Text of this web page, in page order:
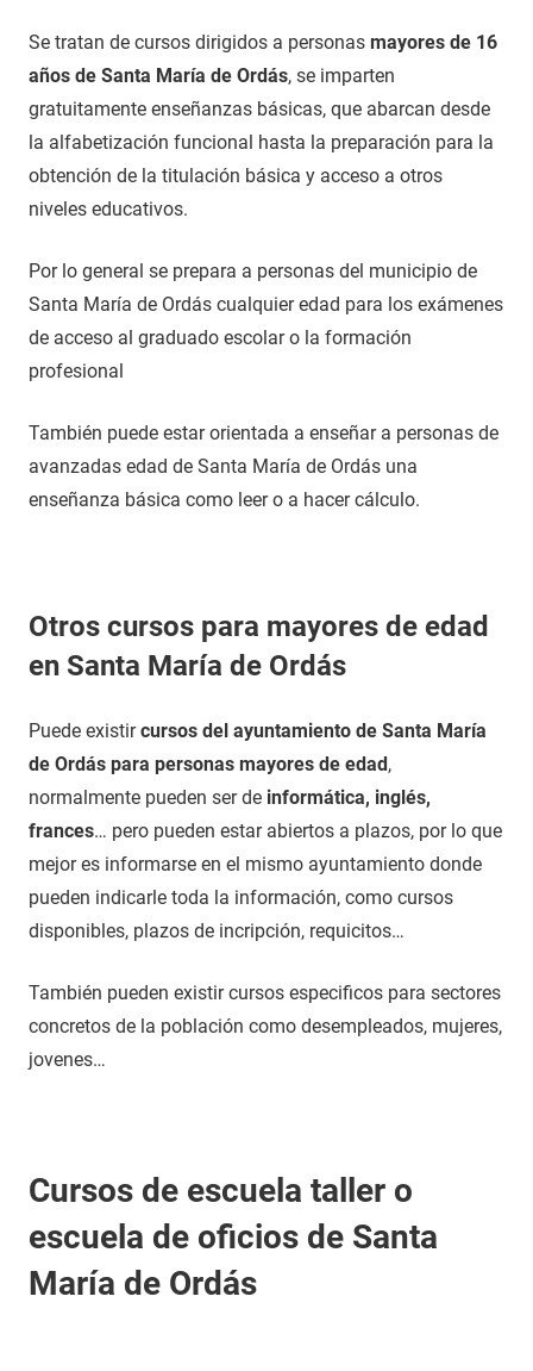
Se tratan de cursos dirigidos a personas mayores de 16
años de Santa María de Ordás, se imparten
gratuitamente enseñanzas básicas, que abarcan desde
la alfabetización funcional hasta la preparación para la
obtención de la titulación básica y acceso a otros
niveles educativos.
Por lo general se prepara a personas del municipio de
Santa María de Ordás cualquier edad para los exámenes
de acceso al graduado escolar o la formación
profesional
También puede estar orientada a enseñar a personas de
avanzadas edad de Santa María de Ordás una
enseñanza básica como leer o a hacer cálculo.
Otros cursos para mayores de edad
en Santa María de Ordás
Puede existircursos del ayuntamiento de Santa María
de Ordás para personas mayores de edad,
normalmente pueden ser de informática, inglés,
frances… pero pueden estar abiertos a plazos, por lo que
mejor es informarse en el mismo ayuntamiento donde
pueden indicarle toda la información, como cursos
disponibles, plazos de incripción, requicitos…
También pueden existir cursos especificos para sectores
concretos de la población como desempleados, mujeres,
jovenes…
Cursos de escuela taller o
escuela de oficios de Santa
María de Ordás